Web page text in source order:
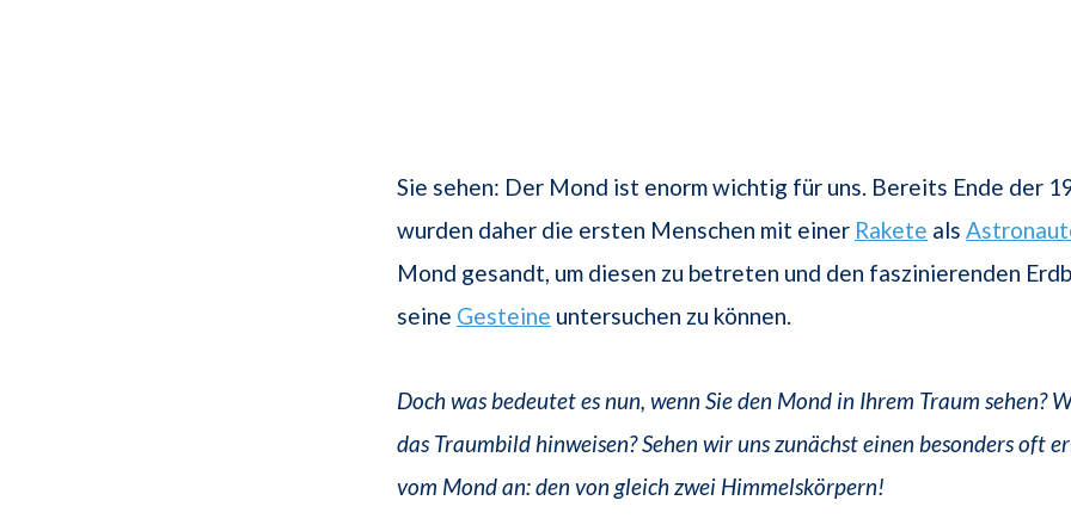
Sie sehen: Der Mond ist enorm wichtig für uns. Bereits Ende der
wurden daher die ersten Menschen mit einer Rakete als
Mond gesandt, um diesen zu betreten und den faszinierenden
seine Gesteine untersuchen zu können.
Doch was bedeutet es nun, wenn Sie den Mond in Ihrem Traum sehen?
das Traumbild hinweisen? Sehen wir uns zunächst einen besonders oft
vom Mond an: den von gleich zwei Himmelskörpern!